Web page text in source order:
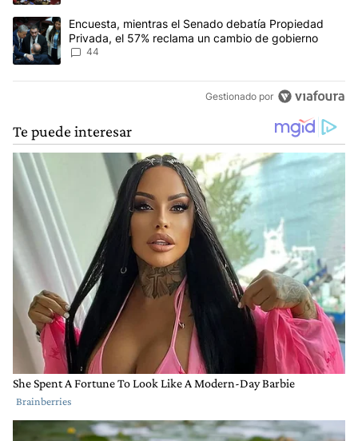
Un artículo de tendencia con el título "Encuesta, mientras el
Encuesta, mientras el Senado debatía Propiedad
Privada, el 57% reclama un cambio de gobierno
44
Gestionado por